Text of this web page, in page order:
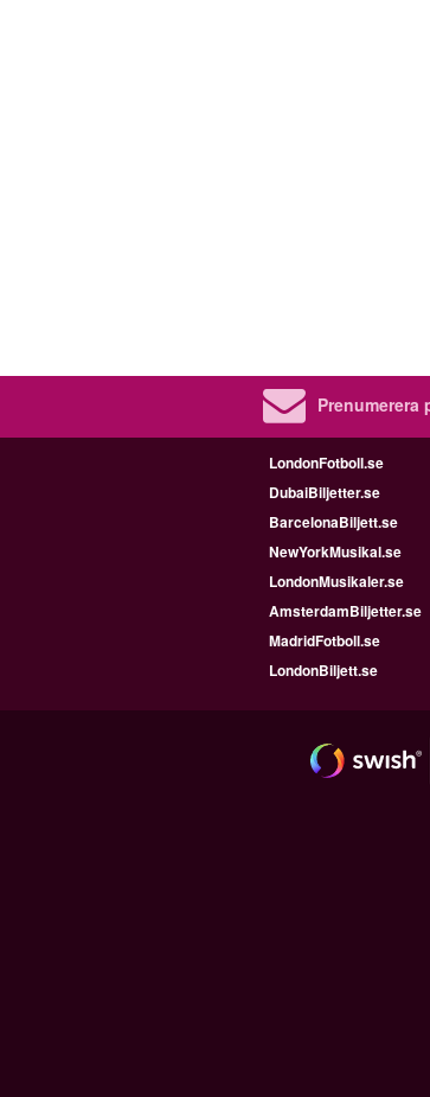
Prenumerera
LondonFotboll.se
DubaiBiljetter.se
BarcelonaBiljett.se
NewYorkMusikal.se
LondonMusikaler.se
AmsterdamBiljetter.se
MadridFotboll.se
LondonBiljett.se